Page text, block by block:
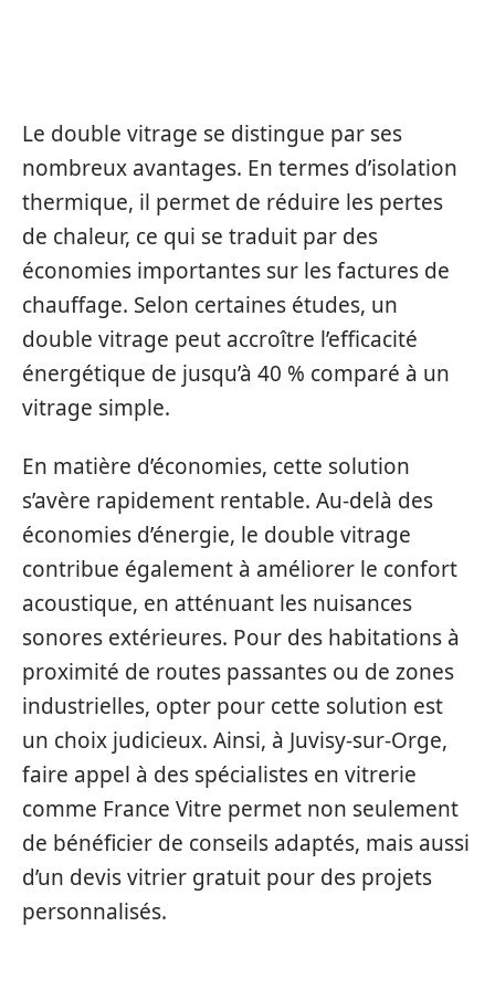
Le double vitrage se distingue par ses
nombreux avantages. En termes d’isolation
thermique, il permet de réduire les pertes
de chaleur, ce qui se traduit par des
économies importantes sur les factures de
chauffage. Selon certaines études, un
double vitrage peut accroître l’efficacité
énergétique de jusqu’à 40 % comparé à un
vitrage simple.
En matière d’économies, cette solution
s’avère rapidement rentable. Au-delà des
économies d’énergie, le double vitrage
contribue également à améliorer le confort
acoustique, en atténuant les nuisances
sonores extérieures. Pour des habitations à
proximité de routes passantes ou de zones
industrielles, opter pour cette solution est
un choix judicieux. Ainsi, à Juvisy-sur-Orge,
faire appel à des spécialistes en vitrerie
comme France Vitre permet non seulement
de bénéficier de conseils adaptés, mais aussi
d’un devis vitrier gratuit pour des projets
personnalisés.